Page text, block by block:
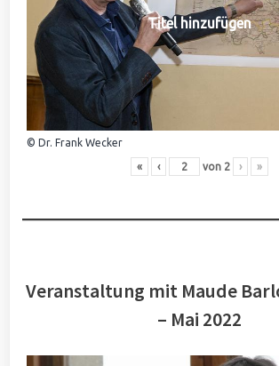
Titel hinzufügen
© Dr. Frank Wecker
« ‹ von 2 › »
Veranstaltung mit Maude
– Mai 2022